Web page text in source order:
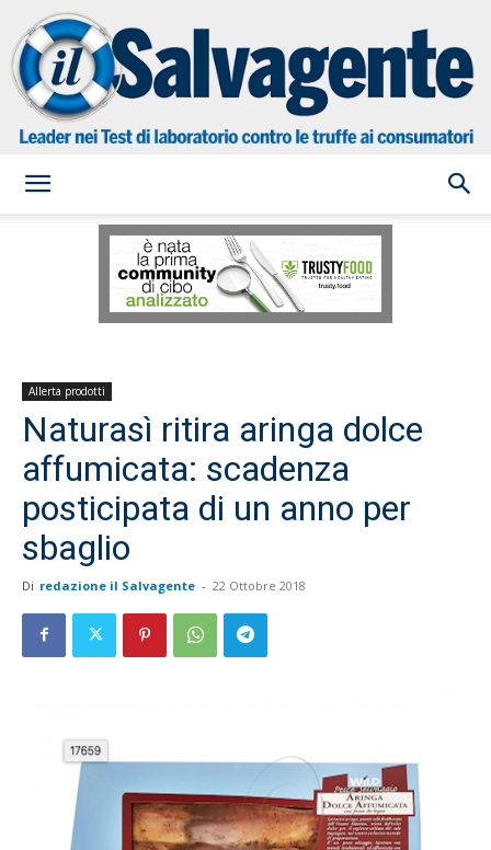
Salvagente
Allerta prodotti
Naturasì ritira aringa dolce
affumicata: scadenza
posticipata di un anno per
sbaglio
Di redazione il Salvagente - 22 Ottobre 2018